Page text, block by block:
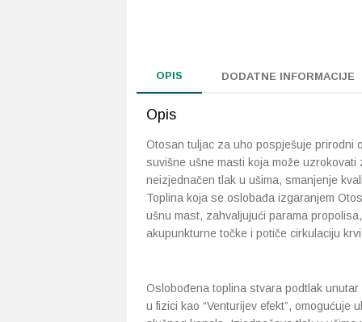
OPIS DODATNE INFORMACIJE
Opis
Otosan tuljac za uho pospješuje prirodni
suvišne ušne masti koja može
neizjednačen tlak u ušima, smanjenje
Toplina koja se oslobađa izgaranjem
ušnu mast, zahvaljujući parama
akupunkturne točke i potiče cirkulaciju
Oslobođena toplina stvara podtlak
u fizici kao “Venturijev efekt”,